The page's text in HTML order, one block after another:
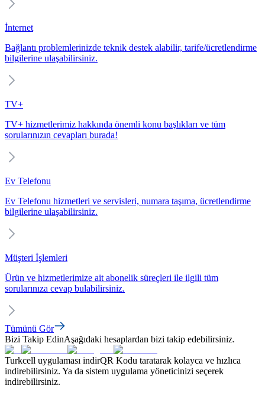
İnternet
Bağlantı problemlerinizde teknik destek alabilir, tarife/ücretlendirme
bilgilerine ulaşabilirsiniz.
TV+
TV+ hizmetlerimiz hakkında önemli konu başlıkları ve tüm
sorularınızın cevapları burada!
Ev Telefonu
Ev Telefonu hizmetleri ve servisleri, numara taşıma, ücretlendirme
bilgilerine ulaşabilirsiniz.
Müşteri İşlemleri
Ürün ve hizmetlerimize ait abonelik süreçleri ile ilgili tüm
sorularınıza cevap bulabilirsiniz.
Tümünü Gör
Bizi Takip EdinAşağıdaki hesaplardan bizi takip edebilirsiniz.
Turkcell uygulaması indirQR Kodu taratarak kolayca ve hızlıca
indirebilirsiniz. Ya da sistem uygulama yöneticinizi seçerek
indirebilirsiniz.